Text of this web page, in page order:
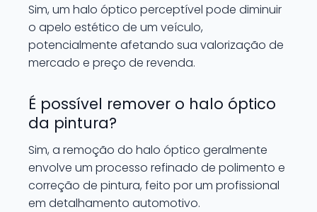
Sim, um halo óptico perceptível pode diminuir
o apelo estético de um veículo,
potencialmente afetando sua valorização de
mercado e preço de revenda.
É possível remover o halo óptico
da pintura?
Sim, a remoção do halo óptico geralmente
envolve um processo refinado de polimento e
correção de pintura, feito por um profissional
em detalhamento automotivo.